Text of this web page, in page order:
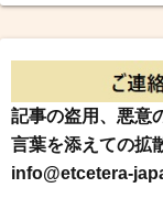
記事の盗用、悪意
言葉を添えての拡
info@etcetera-